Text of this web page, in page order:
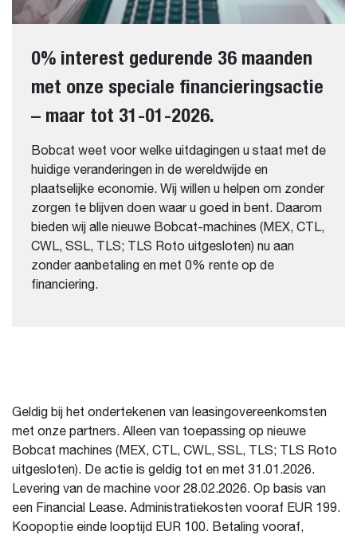
0% interest gedurende 36 maanden
met onze speciale financieringsactie
– maar tot 31-01-2026.
Bobcat weet voor welke uitdagingen u staat met de
huidige veranderingen in de wereldwijde en
plaatselijke economie. Wij willen u helpen om zonder
zorgen te blijven doen waar u goed in bent. Daarom
bieden wij alle nieuwe Bobcat-machines (MEX, CTL,
CWL, SSL, TLS; TLS Roto uitgesloten) nu aan
zonder aanbetaling en met 0% rente op de
financiering.
Geldig bij het ondertekenen van leasingovereenkomsten
met onze partners. Alleen van toepassing op nieuwe
Bobcat machines (MEX, CTL, CWL, SSL, TLS; TLS Roto
uitgesloten). De actie is geldig tot en met 31.01.2026.
Levering van de machine voor 28.02.2026. Op basis van
een Financial Lease. Administratiekosten vooraf EUR 199.
Koopoptie einde looptijd EUR 100. Betaling vooraf,